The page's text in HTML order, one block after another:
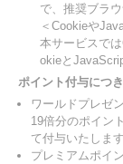
で、推奨ブラ
＜Cookieや
本サービスで
okieと
ポイント付与につ
ワールドプレゼ
19倍分のポイン
て付与いたします
プレミアムポイ